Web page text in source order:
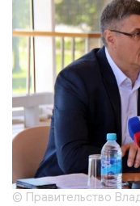
© Правительство